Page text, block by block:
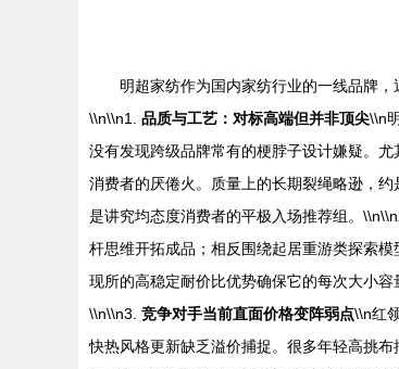
明超家纺作为国内家纺行业的一线品牌
\\n\\n1. 品质与工艺：对标高端但并非顶尖\\n
没有发现跨级品牌常有的梗脖子设计嫌疑。
消费者的厌倦火。质量上的长期裂绳略逊，
是讲究均态度消费者的平极入场推荐组。
杆思维开拓成品；相反围绕起居重游类探索
现所的高稳定耐价比优势确保它的每次大小
\\n\\n3. 竞争对手当前直面价格变阵弱点\\n红
快热风格更新缺乏溢价捕捉。很多年轻高挑